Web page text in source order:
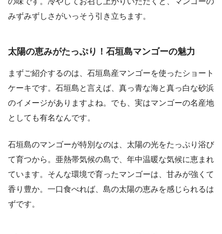
みずみずしさがいっそう引き立ちます。
太陽の恵みがたっぷり！石垣島マンゴーの魅力
まずご紹介するのは、石垣島産マンゴーを使ったショート
ケーキです。石垣島と言えば、真っ青な海と真っ白な砂浜
のイメージがありますよね。でも、実はマンゴーの名産地
としても有名なんです。
石垣島のマンゴーが特別なのは、太陽の光をたっぷり浴び
て育つから。亜熱帯気候の島で、年中温暖な気候に恵まれ
ています。そんな環境で育ったマンゴーは、甘みが強くて
香り豊か。一口食べれば、島の太陽の恵みを感じられるは
ずです。